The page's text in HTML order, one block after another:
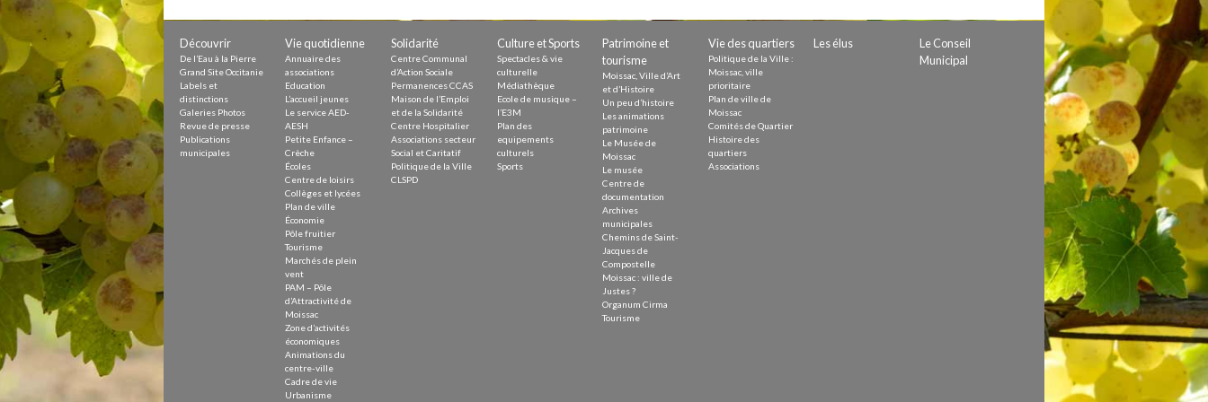
Écoles
Centre de loisirs
Collèges et lycées
Le service AED-AESH
Pôle fruitier
Tourisme
Marchés de plein vent
PAM – Pôle d’Attractivité de Moissac
Zones d’activités économiques
Animations du centre-ville
Annuaire des commerces
Démarchage
Urbanisme
Environnement développement durable
Déchets
Eau
Prévention des risques
Crues
Demande de subvention
Demande d’autorisation de tournage
Appels à projets
Découvrir
De l’Eau à la Pierre
Grand Site Occitanie
Labels et
distinctions
Galeries Photos
Revue de presse
Publications
municipales
Vie quotidienne
Annuaire des
associations
Education
L’accueil jeunes
Le service AED-
AESH
Petite Enfance –
Crèche
Écoles
Centre de loisirs
Collèges et lycées
Plan de ville
Économie
Pôle fruitier
Tourisme
Marchés de plein
vent
PAM – Pôle
d’Attractivité de
Moissac
Zone d’activités
économiques
Animations du
centre-ville
Cadre de vie
Urbanisme
Solidarité
Centre Communal
d’Action Sociale
Permanences CCAS
Maison de l’Emploi
et de la Solidarité
Centre Hospitalier
Associations secteur
Social et Caritatif
Politique de la Ville
CLSPD
Culture et Sports
Spectacles & vie
culturelle
Médiathèque
Ecole de musique –
l’E3M
Plan des
equipements
culturels
Sports
Patrimoine et
tourisme
Moissac, Ville d’Art
et d’Histoire
Un peu d’histoire
Les animations
patrimoine
Le Musée de
Moissac
Le musée
Centre de
documentation
Archives
municipales
Chemins de Saint-
Jacques de
Compostelle
Moissac : ville de
Justes ?
Organum Cirma
Tourisme
Vie des quartiers
Politique de la Ville :
Moissac, ville
prioritaire
Plan de ville de
Moissac
Comités de Quartier
Histoire des
quartiers
Associations
Les élus
Le Conseil
Municipal